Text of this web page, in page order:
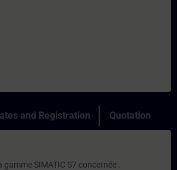
and Registration Quotation
gamme SIMATIC S7 concernée :